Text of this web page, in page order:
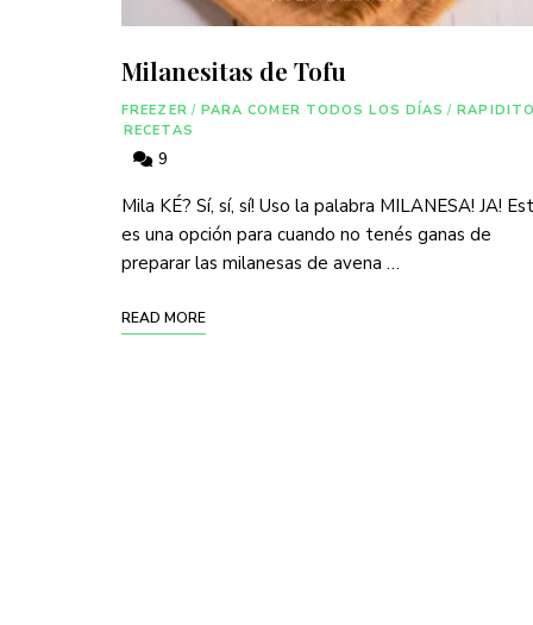
Milanesitas de Tofu
FREEZER / PARA COMER TODOS LOS DÍAS / RAPIDITO
RECETAS
9
Mila KÉ? Sí, sí, sí! Uso la palabra MILANESA! JA!
es una opción para cuando no tenés ganas de
preparar las milanesas de avena …
READ MORE